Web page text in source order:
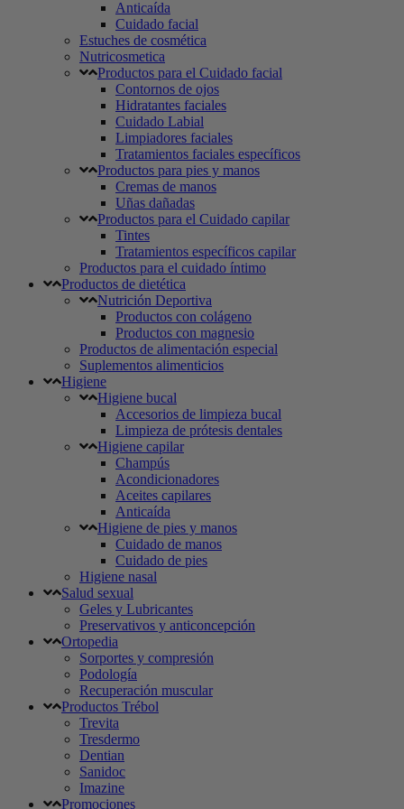
Anticaída
Cuidado facial
Estuches de cosmética
Nutricosmetica
Productos para el Cuidado facial
Contornos de ojos
Hidratantes faciales
Cuidado Labial
Limpiadores faciales
Tratamientos faciales específicos
Productos para pies y manos
Cremas de manos
Uñas dañadas
Productos para el Cuidado capilar
Tintes
Tratamientos específicos capilar
Productos para el cuidado íntimo
Productos de dietética
Nutrición Deportiva
Productos con colágeno
Productos con magnesio
Productos de alimentación especial
Suplementos alimenticios
Higiene
Higiene bucal
Accesorios de limpieza bucal
Limpieza de prótesis dentales
Higiene capilar
Champús
Acondicionadores
Aceites capilares
Anticaída
Higiene de pies y manos
Cuidado de manos
Cuidado de pies
Higiene nasal
Salud sexual
Geles y Lubricantes
Preservativos y anticoncepción
Ortopedia
Sorportes y compresión
Podología
Recuperación muscular
Productos Trébol
Trevita
Tresdermo
Dentian
Sanidoc
Imazine
Promociones